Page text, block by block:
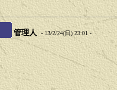
管理人 - 13/2/24(日) 23:01 -